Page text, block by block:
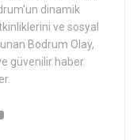
dinamik
ve sosyal
Bodrum Olay,
güvenilir haber